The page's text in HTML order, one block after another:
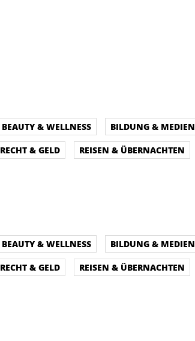
BEAUTY & WELLNESS
BILDUNG & MEDIEN
RECHT & GELD
REISEN & ÜBERNACHTEN
BEAUTY & WELLNESS
BILDUNG & MEDIEN
RECHT & GELD
REISEN & ÜBERNACHTEN